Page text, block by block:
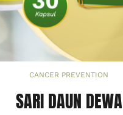
CANCER PREVENTION
SARI DAUN DEWA